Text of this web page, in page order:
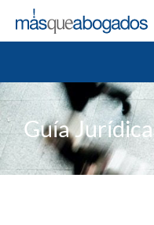
Guía Jurídica